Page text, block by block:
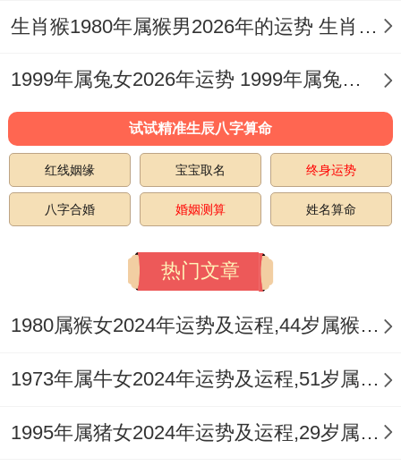
水旺者配土金固本，可提升姻缘质量，此乃
四、流年运势与姻缘契机
大运流转是推动姻缘成形的关键外力。丁丑
年生人男命顺行大运，早年火土旺地易遇正
缘；女命逆行大运，金水之地感情机遇频
年），单身者婚恋概率大增，但需防烂桃花
年），六盒能量加持，易遇稳定伴侣；逢刑
冲之年（如虎年冲申），则感情波动明显，
生肖猴1980年属猴男2026年的运势 生肖猴1980年今日运势
1999年属兔女2026年运势 1999年属兔女2026年全年运势
试试精准生辰八字算命
红线姻缘 宝宝取名 终身运势
八字合婚 婚姻测算 姓名算命
热门文章
1980属猴女2024年运势及运程,44岁属猴人2024全年每月运势女性如何
1973年属牛女2024年运势及运程,51岁属牛人2024全年每月运势女性如何
1995年属猪女2024年运势及运程,29岁属猪人2024全年每月运势女性如何